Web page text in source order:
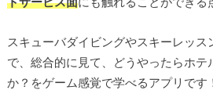
スキューバダイビングやスキーレッス
で、総合的に見て、どうやったらホテ
か？をゲーム感覚で学べるアプリです